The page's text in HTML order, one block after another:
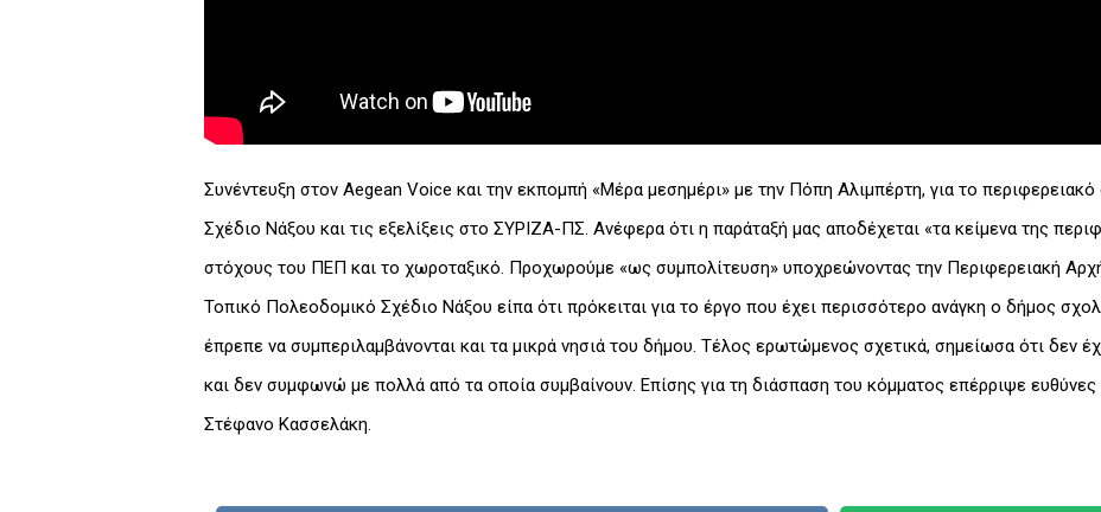
Συνέντευξη στον Aegean Voice και την εκπομπή «Μέρα μεσημέρι» με την Πόπη Αλιμπέρτη, για το
Σχέδιο Νάξου και τις εξελίξεις στο ΣΥΡΙΖΑ-ΠΣ. Ανέφερα ότι η παράταξή μας αποδέχεται «τα κείμενα της
στόχους του ΠΕΠ και το χωροταξικό. Προχωρούμε «ως συμπολίτευση» υποχρεώνοντας την Περιφερειακή
Τοπικό Πολεοδομικό Σχέδιο Νάξου είπα ότι πρόκειται για το έργο που έχει περισσότερο ανάγκη ο δήμος
έπρεπε να συμπεριλαμβάνονται και τα μικρά νησιά του δήμου. Τέλος ερωτώμενος σχετικά, σημείωσα ότι δεν
και δεν συμφωνώ με πολλά από τα οποία συμβαίνουν. Επίσης για τη διάσπαση του κόμματος επέρριψε
Στέφανο Κασσελάκη.